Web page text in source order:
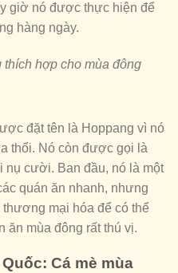
giờ nó được thực hiện để
hàng ngày.
thích hợp cho mùa đông
đặt tên là Hoppang vì nó
thổi. Nó còn được gọi là
nụ cười. Ban đầu, nó là một
quán ăn nhanh, nhưng
mại hóa để có thể
ăn mùa đông rất thú vị.
Cá mè mùa